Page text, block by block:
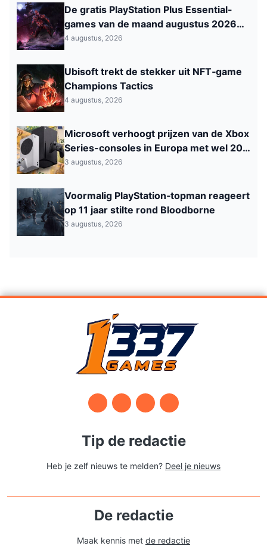
De gratis PlayStation Plus Essential-
games van de maand augustus 2026
zijn nu beschikbaar
4 augustus, 2026
Ubisoft trekt de stekker uit NFT‑game
Champions Tactics
4 augustus, 2026
Microsoft verhoogt prijzen van de Xbox
Series-consoles in Europa met wel 200
euro
3 augustus, 2026
Voormalig PlayStation‑topman reageert
op 11 jaar stilte rond Bloodborne
3 augustus, 2026
Tip de redactie
Heb je zelf nieuws te melden? Deel je nieuws
De redactie
Maak kennis met de redactie